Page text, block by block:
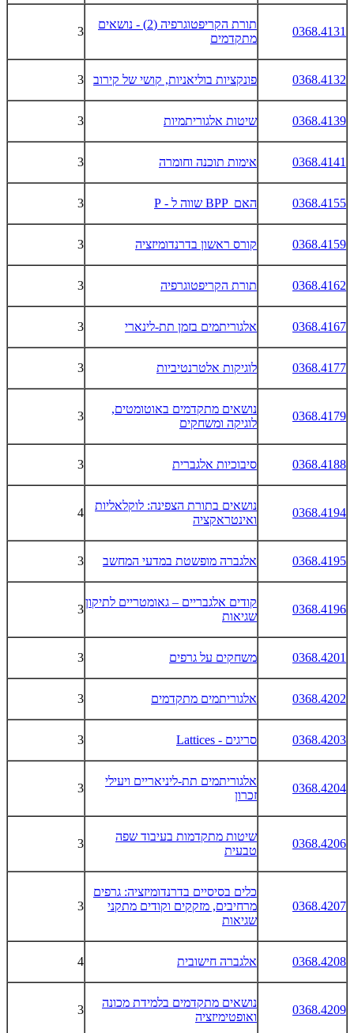
0368.4131
תורת הקריפטוגרפיה (2) - נושאים
מתקדמים
3
0368.4132 פונקציות בוליאניות, קושי של קירוב 3
0368.4139 שיטות אלגוריתמיות 3
0368.4141 אימות תוכנה וחומרה 3
0368.4155 האם BPP שווה ל - P
3
0368.4159 קורס ראשון בדרנדומיזציה 3
0368.4162 תורת הקריפטוגרפיה 3
0368.4167 אלגוריתמים בזמן תת-לינארי 3
0368.4177 לוגיקות אלטרנטיביות 3
0368.4179
נושאים מתקדמים באוטומטים,
לוגיקה ומשחקים
3
0368.4188 סיבוכיות אלגברית 3
0368.4194
נושאים בתורת הצפינה: לוקלאליות
ואינטראקציה
4
0368.4195 אלגברה מופשטת במדעי המחשב 3
0368.4196
קודים אלגבריים – גאומטריים לתיקון
שגיאות
3
0368.4201 משחקים על גרפים 3
0368.4202 אלגוריתמים מתקדמים 3
0368.4203 סריגים - Lattices
3
0368.4204
אלגוריתמים תת-ליניאריים ויעילי
זכרון
3
0368.4206
שיטות מתקדמות בעיבוד שפה
טבעית
3
0368.4207
כלים בסיסיים בדרנדומיזציה: גרפים
מרחיבים, מזקקים וקודים מתקני
שגיאות
3
0368.4208 אלגברה חישובית 4
0368.4209
נושאים מתקדמים בלמידת מכונה
ואופטימיזציה
3